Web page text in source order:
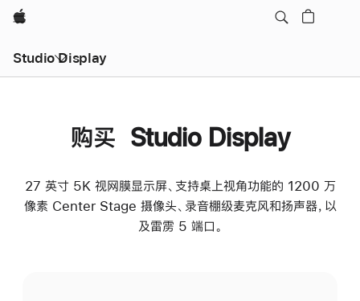
Apple
Studio Display
购买 Studio Display
27 英寸 5K 视网膜显示屏、支持桌上视角功能的 1200 万
像素 Center Stage 摄像头、录音棚级麦克风和扬声器，以
及雷雳 5 端口。